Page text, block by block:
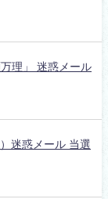
理」 迷惑メール
迷惑メール 当選